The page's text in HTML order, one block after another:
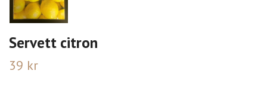
Servett citron
39 kr